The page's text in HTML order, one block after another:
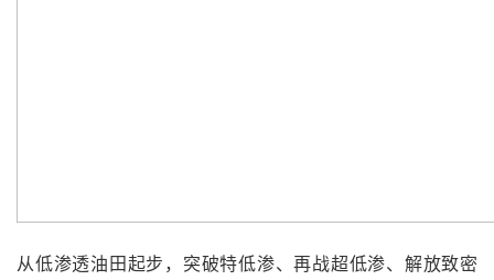
从低渗透油田起步，突破特低渗、再战超低渗、解放致密